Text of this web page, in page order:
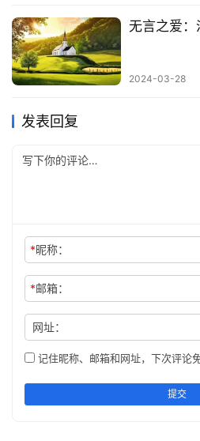
无言之爱
2024-03-28
发表回复
*昵称：
*邮箱：
网址：
记住昵称、邮箱和网址，下次评论
提交